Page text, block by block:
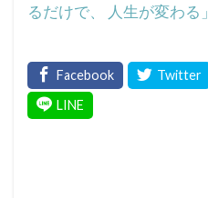
るだけで、 人生が変わる」